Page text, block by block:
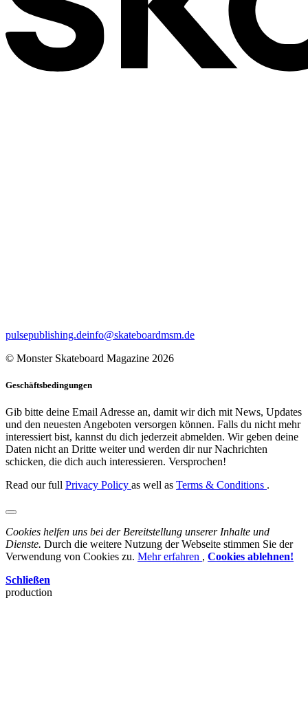
pulsepublishing.deinfo@skateboardmsm.de
© Monster Skateboard Magazine 2026
Geschäftsbedingungen
Gib bitte deine Email Adresse an, damit wir dich mit News, Updates
und den neuesten Angeboten versorgen können. Falls du nicht mehr
interessiert bist, kannst du dich jederzeit abmelden. Wir geben deine
Daten nicht an Dritte weiter und werden dir nur Nachrichten
schicken, die dich auch interessieren. Versprochen!
Read our full Privacy Policy as well as Terms & Conditions .
Cookies helfen uns bei der Bereitstellung unserer Inhalte und
Dienste. Durch die weitere Nutzung der Webseite stimmen Sie der
Verwendung von Cookies zu. Mehr erfahren , Cookies ablehnen!
Schließen
production